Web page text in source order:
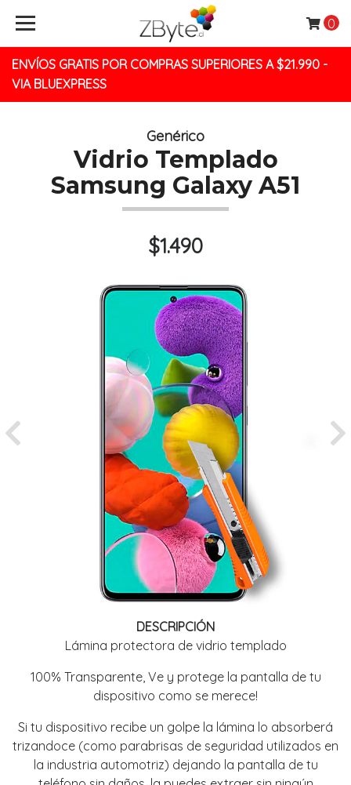
ENVÍOS GRATIS POR COMPRAS SUPERIORES A $21.990 -
VIA BLUEXPRESS
0
Genérico
Vidrio Templado
Samsung Galaxy A51
$1.490
Previous
DESCRIPCIÓN
Lámina protectora de vidrio templado
100% Transparente, Ve y protege la pantalla de tu
dispositivo como se merece!
Si tu dispositivo recibe un golpe la lámina lo absorberá
trizandoce (como parabrisas de seguridad utilizados en
la industria automotriz) dejando la pantalla de tu